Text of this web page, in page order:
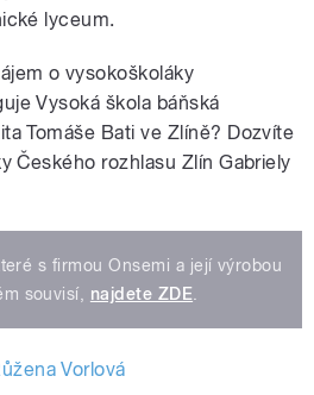
lyceum.
o vysokoškoláky
Vysoká škola báňská
Tomáše Bati ve Zlíně? Dozvíte
Českého rozhlasu Zlín Gabriely
s firmou Onsemi a její výrobou
souvisí, najdete ZDE
Vorlová